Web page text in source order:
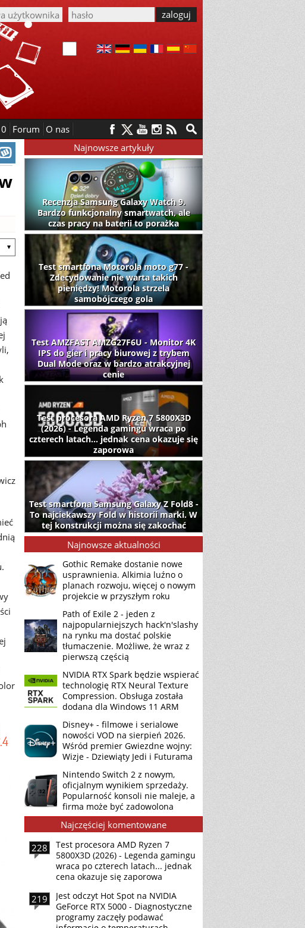
Forum O nas
Najnowsze artykuły
Recenzja Samsung Galaxy Watch 9.
Bardzo funkcjonalny smartwatch, ale
czas pracy na baterii to porażka
Test smartfona Motorola moto g77 -
Zdecydowanie nie warta takich
pieniędzy! Motorola strzela
samobójczego gola
Test AMZFAST AMZG27F6U - Monitor 4K
IPS do gier i pracy biurowej z trybem
Dual Mode oraz w bardzo atrakcyjnej
cenie
Test procesora AMD Ryzen 7 5800X3D
(2026) - Legenda gamingu wraca po
czterech latach... jednak cena okazuje się
zaporowa
Test smartfona Samsung Galaxy Z Fold8 -
To najciekawszy Fold w historii marki. W
tej konstrukcji można się zakochać
Najnowsze aktualności
Gothic Remake dostanie nowe
usprawnienia. Alkimia luźno o
planach rozwoju, więcej o nowym
projekcie w przyszłym roku
Path of Exile 2 - jeden z
najpopularniejszych hack'n'slashy
na rynku ma dostać polskie
tłumaczenie. Możliwe, że wraz z
pierwszą częścią
NVIDIA RTX Spark będzie wspierać
technologię RTX Neural Texture
Compression. Obsługa została
dodana dla Windows 11 ARM
Disney+ - filmowe i serialowe
nowości VOD na sierpień 2026.
Wśród premier Gwiezdne wojny:
Wizje - Dziewiąty Jedi i Futurama
Nintendo Switch 2 z nowym,
oficjalnym wynikiem sprzedaży.
Popularność konsoli nie maleje, a
firma może być zadowolona
Najczęściej komentowane
228
Test procesora AMD Ryzen 7
5800X3D (2026) - Legenda gamingu
wraca po czterech latach... jednak
cena okazuje się zaporowa
219
Jest odczyt Hot Spot na NVIDIA
GeForce RTX 5000 - Diagnostyczne
programy zaczęły podawać